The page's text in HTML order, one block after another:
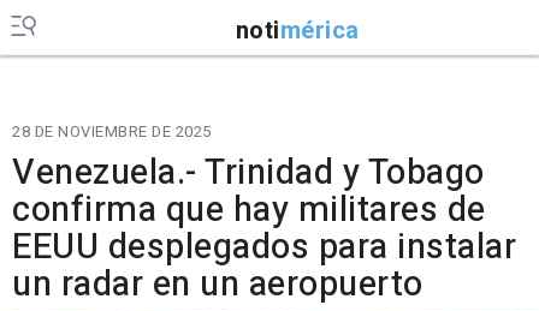
notimérica
28 DE NOVIEMBRE DE 2025
Venezuela.- Trinidad y Tobago
confirma que hay militares de
EEUU desplegados para instalar
un radar en un aeropuerto